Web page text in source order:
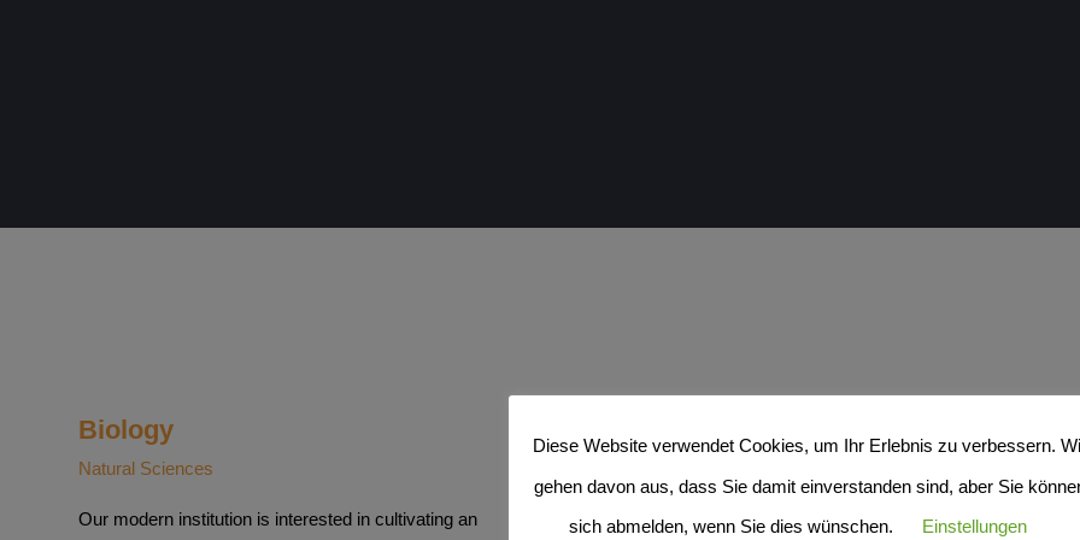
Biology
Natural Sciences
Our modern institution is interested in cultivating an
Diese Website verwendet Cookies, um Ihr Erlebnis zu verbessern.
gehen davon aus, dass Sie damit einverstanden sind, aber Sie
sich abmelden, wenn Sie dies wünschen.
Einstellungen